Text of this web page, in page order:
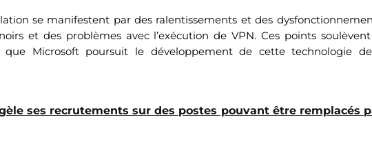
se manifestent par des ralentissements et des
et des problèmes avec l’exécution de VPN. Ces points
que Microsoft poursuit le développement de cette technologie
ses recrutements sur des postes pouvant être remplacés